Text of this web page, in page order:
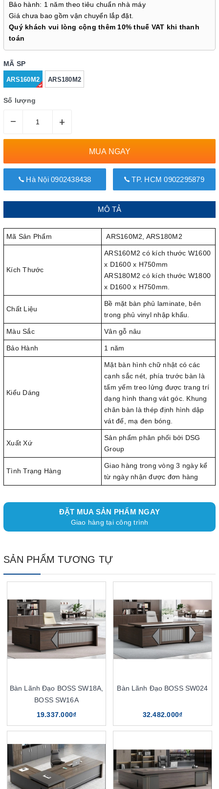
Bảo hành: 1 năm theo tiêu chuẩn nhà máy
Giá chưa bao gồm vận chuyển lắp đặt.
Quý khách vui lòng cộng thêm 10% thuế VAT khi thanh
toán
MÃ SP
ARS160M2 ARS180M2
Số lượng
– +
MUA NGAY
Hà Nội 0902438438 TP. HCM 0902295879
MÔ TẢ
Mã Sản Phẩm ARS160M2, ARS180M2
Kích Thước
ARS160M2 có kích thước W1600
x D1600 x H750mm
ARS180M2 có kích thước W1800
x D1600 x H750mm.
Chất Liệu
Bề mặt bàn phủ laminate, bên
trong phủ vinyl nhập khẩu.
Màu Sắc Vân gỗ nâu
Bảo Hành 1 năm
Kiểu Dáng
Mặt bàn hình chữ nhật có các
cạnh sắc nét, phía trước bàn là
tấm yếm treo lửng được trang trí
dạng hình thang vát góc. Khung
chân bàn là thép định hình dập
vát đế, mạ đen bóng.
Xuất Xứ
Sản phẩm phân phối bởi DSG
Group
Tình Trạng Hàng
Giao hàng trong vòng 3 ngày kể
từ ngày nhận được đơn hàng
ĐẶT MUA SẢN PHẨM NGAY
Giao hàng tại công trình
SẢN PHẨM TƯƠNG TỰ
Bàn Lãnh Đạo BOSS SW18A,
BOSS SW16A
19.337.000₫
Bàn Lãnh Đạo BOSS SW024
32.482.000₫